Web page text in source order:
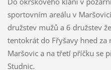
sportovním areálu v
družstev mužů a 6 družstev
tentokrát do Fřyšavy hned
Maršovic a na třetí příčku se
Studnic.